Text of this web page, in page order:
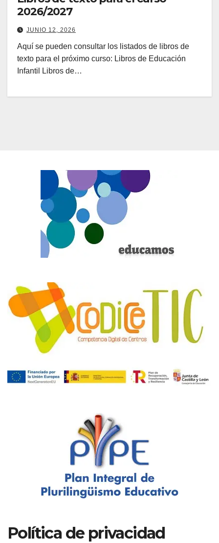
2026/2027
JUNIO 12, 2026
Aquí se pueden consultar los listados de libros de
texto para el próximo curso: Libros de Educación
Infantil Libros de…
Política de privacidad